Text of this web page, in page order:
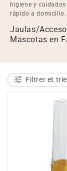
l
l
e
c
t
higiene y
rápido a domicilio.
Jaulas/
Mascotas en
Filtrer et